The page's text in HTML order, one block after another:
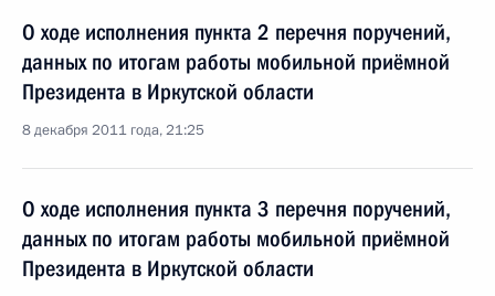
О ходе исполнения пункта 2 перечня поручений,
данных по итогам работы мобильной приёмной
Президента в Иркутской области
8 декабря 2011 года, 21:25
О ходе исполнения пункта 3 перечня поручений,
данных по итогам работы мобильной приёмной
Президента в Иркутской области